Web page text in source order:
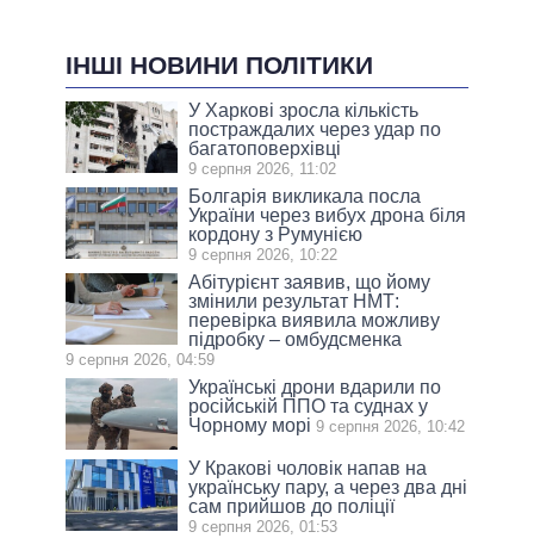
ІНШІ НОВИНИ ПОЛІТИКИ
У Харкові зросла кількість
постраждалих через удар по
багатоповерхівці
9 серпня 2026, 11:02
Болгарія викликала посла
України через вибух дрона біля
кордону з Румунією
9 серпня 2026, 10:22
Абітурієнт заявив, що йому
змінили результат НМТ:
перевірка виявила можливу
підробку – омбудсменка
9 серпня 2026, 04:59
Українські дрони вдарили по
російській ППО та суднах у
Чорному морі 9 серпня 2026, 10:42
У Кракові чоловік напав на
українську пару, а через два дні
сам прийшов до поліції
9 серпня 2026, 01:53